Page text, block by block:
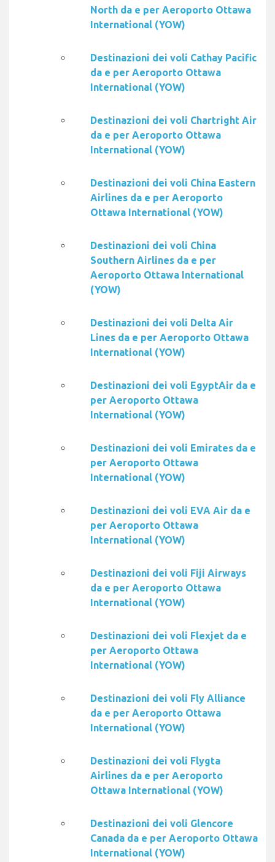
North da e per Aeroporto Ottawa
International (YOW)
Destinazioni dei voli Cathay Pacific
da e per Aeroporto Ottawa
International (YOW)
Destinazioni dei voli Chartright Air
da e per Aeroporto Ottawa
International (YOW)
Destinazioni dei voli China Eastern
Airlines da e per Aeroporto
Ottawa International (YOW)
Destinazioni dei voli China
Southern Airlines da e per
Aeroporto Ottawa International
(YOW)
Destinazioni dei voli Delta Air
Lines da e per Aeroporto Ottawa
International (YOW)
Destinazioni dei voli EgyptAir da e
per Aeroporto Ottawa
International (YOW)
Destinazioni dei voli Emirates da e
per Aeroporto Ottawa
International (YOW)
Destinazioni dei voli EVA Air da e
per Aeroporto Ottawa
International (YOW)
Destinazioni dei voli Fiji Airways
da e per Aeroporto Ottawa
International (YOW)
Destinazioni dei voli Flexjet da e
per Aeroporto Ottawa
International (YOW)
Destinazioni dei voli Fly Alliance
da e per Aeroporto Ottawa
International (YOW)
Destinazioni dei voli Flygta
Airlines da e per Aeroporto
Ottawa International (YOW)
Destinazioni dei voli Glencore
Canada da e per Aeroporto Ottawa
International (YOW)